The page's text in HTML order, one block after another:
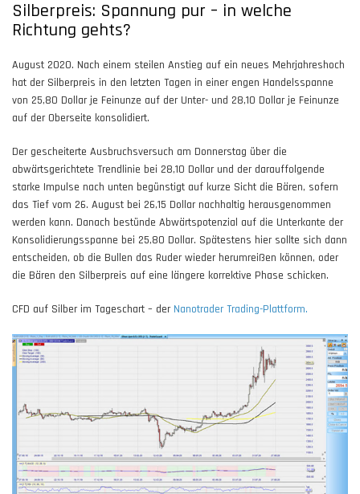
Silberpreis: Spannung pur – in welche
Richtung gehts?
August 2020. Nach einem steilen Anstieg auf ein neues Mehrjahreshoch
hat der Silberpreis in den letzten Tagen in einer engen Handelsspanne
von 25,80 Dollar je Feinunze auf der Unter- und 28,10 Dollar je Feinunze
auf der Oberseite konsolidiert.
Der gescheiterte Ausbruchsversuch am Donnerstag über die
abwärtsgerichtete Trendlinie bei 28,10 Dollar und der darauffolgende
starke Impulse nach unten begünstigt auf kurze Sicht die Bären, sofern
das Tief vom 26. August bei 26,15 Dollar nachhaltig herausgenommen
werden kann. Danach bestünde Abwärtspotenzial auf die Unterkante der
Konsolidierungsspanne bei 25,80 Dollar. Spätestens hier sollte sich dann
entscheiden, ob die Bullen das Ruder wieder herumreißen können, oder
die Bären den Silberpreis auf eine längere korrektive Phase schicken.
CFD auf Silber im Tageschart – der Nanotrader Trading-Plattform.